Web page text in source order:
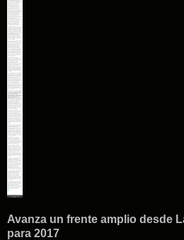
Avanza un frente amplio desde
para 2017